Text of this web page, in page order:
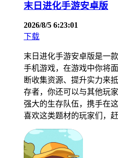
末日进化手游安卓版
2026/8/5 6:23:01
下载
末日进化手游安卓版是一
手机游戏，在游戏中你将
断收集资源、提升实力来
存者，你还可以与其他玩
强大的生存队伍，携手在
喜欢这类题材的玩家们，